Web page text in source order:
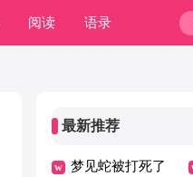
阅读 语录
最新推荐
梦见蛇被打死了